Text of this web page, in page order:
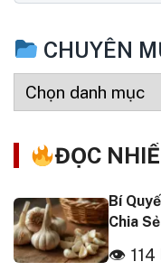
CHUYÊN
ĐỌC
Bí
Chia Sẻ
👁 114